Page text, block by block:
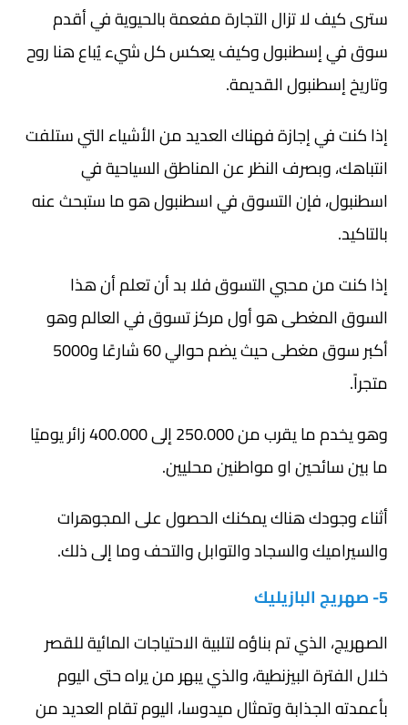
سترى كيف لا تزال التجارة مفعمة بالحيوية في أقدم
سوق في إسطنبول وكيف يعكس كل شيء يُباع هنا روح
وتاريخ إسطنبول القديمة.
إذا كنت في إجازة فهناك العديد من الأشياء التي ستلفت
انتباهك، وبصرف النظر عن المناطق السياحية في
اسطنبول، فإن التسوق في اسطنبول هو ما ستبحث عنه
بالتاكيد.
إذا كنت من محبي التسوق فلا بد أن تعلم أن هذا
السوق المغطى هو أول مركز تسوق في العالم وهو
أكبر سوق مغطى حيث يضم حوالي 60 شارعًا و5000
متجراً.
وهو يخدم ما يقرب من 250.000 إلى 400.000 زائر يوميًا
ما بين سائحين او مواطنين محليين.
أثناء وجودك هناك يمكنك الحصول على المجوهرات
والسيراميك والسجاد والتوابل والتحف وما إلى ذلك.
5- صهريج البازيليك
الصهريج، الذي تم بناؤه لتلبية الاحتياجات المائية للقصر
خلال الفترة البيزنطية، والذي يبهر من يراه حتى اليوم
بأعمدته الجذابة وتمثال ميدوسا، اليوم تقام العديد من